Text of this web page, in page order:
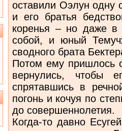
оставили Оэлун одну
и его братья
коренья – но даже в
собой, и юный
сводного брата
Потом ему пришлось
вернулись, чтобы
спрятавшись в
погонь и кочуя по
до совершеннолетия.
Когда-то давно